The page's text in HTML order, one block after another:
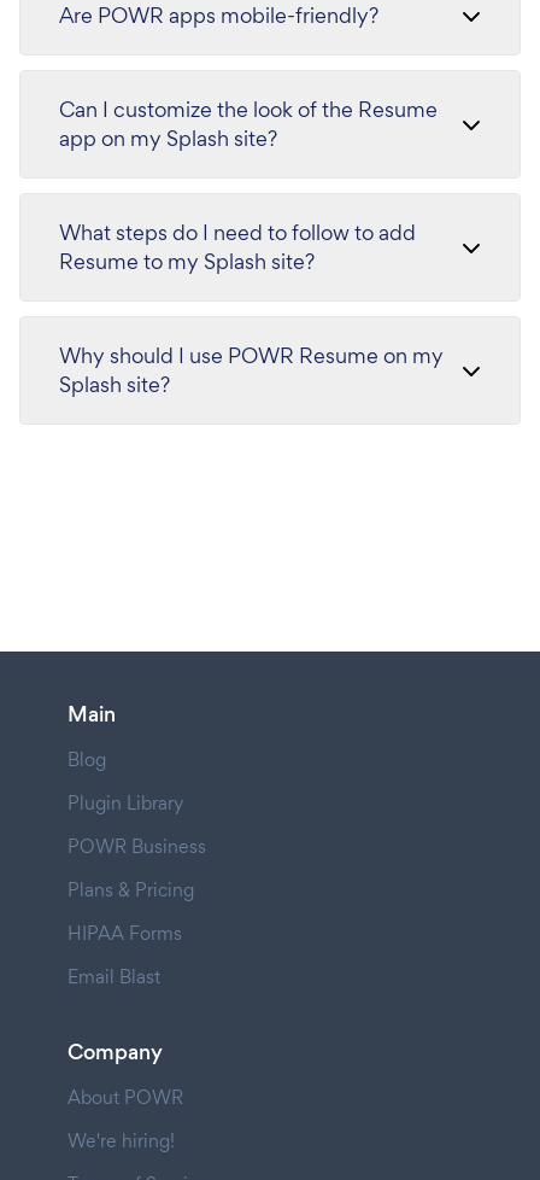
Are POWR apps mobile-friendly?
Can I customize the look of the Resume
app on my Splash site?
What steps do I need to follow to add
Resume to my Splash site?
Why should I use POWR Resume on my
Splash site?
Main
Blog
Plugin Library
POWR Business
Plans & Pricing
HIPAA Forms
Email Blast
Company
About POWR
We're hiring!